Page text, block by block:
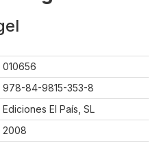
010656
978-84-9815-353-8
Ediciones El País, SL
2008